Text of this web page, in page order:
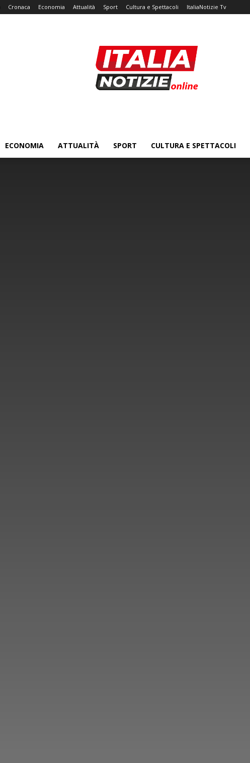
Cronaca Economia Attualità Sport Cultura e Spettacoli ItaliaNotizie Tv
ECONOMIA ATTUALITÀ SPORT CULTURA E SPETTACOLI